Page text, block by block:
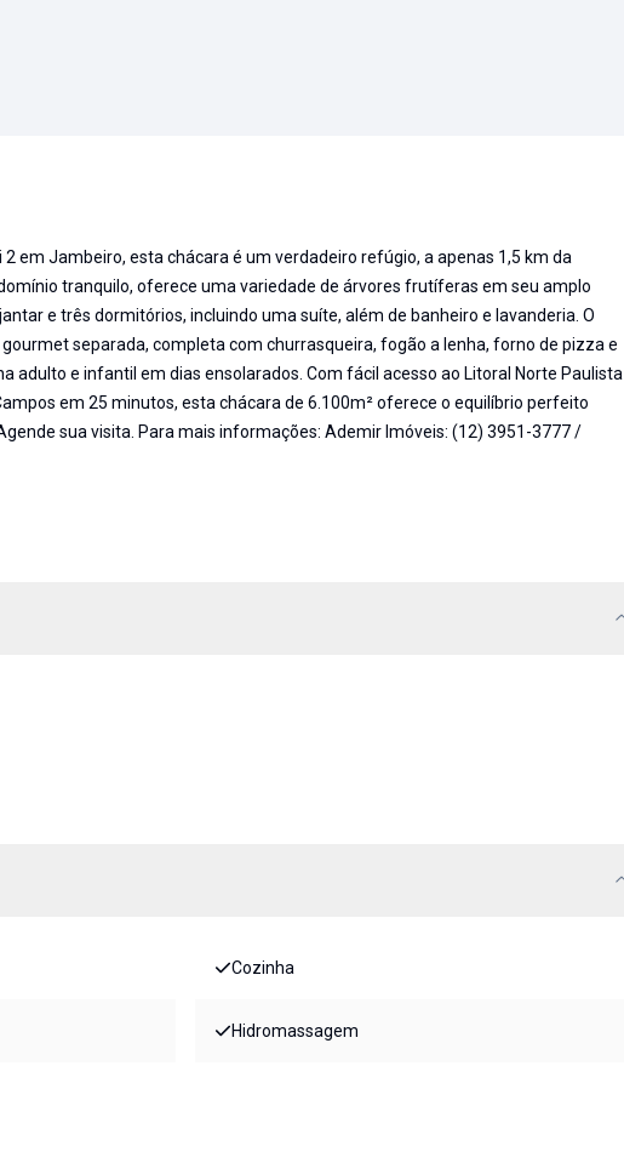
em Jambeiro, esta chácara é um verdadeiro refúgio, a apenas 1,5 km da
tranquilo, oferece uma variedade de árvores frutíferas em seu amplo
e três dormitórios, incluindo uma suíte, além de banheiro e lavanderia. O
separada, completa com churrasqueira, fogão a lenha, forno de pizza e
adulto e infantil em dias ensolarados. Com fácil acesso ao Litoral Norte Paulista
em 25 minutos, esta chácara de 6.100m² oferece o equilíbrio perfeito
sua visita. Para mais informações: Ademir Imóveis: (12) 3951-3777 /
Cozinha
Hidromassagem